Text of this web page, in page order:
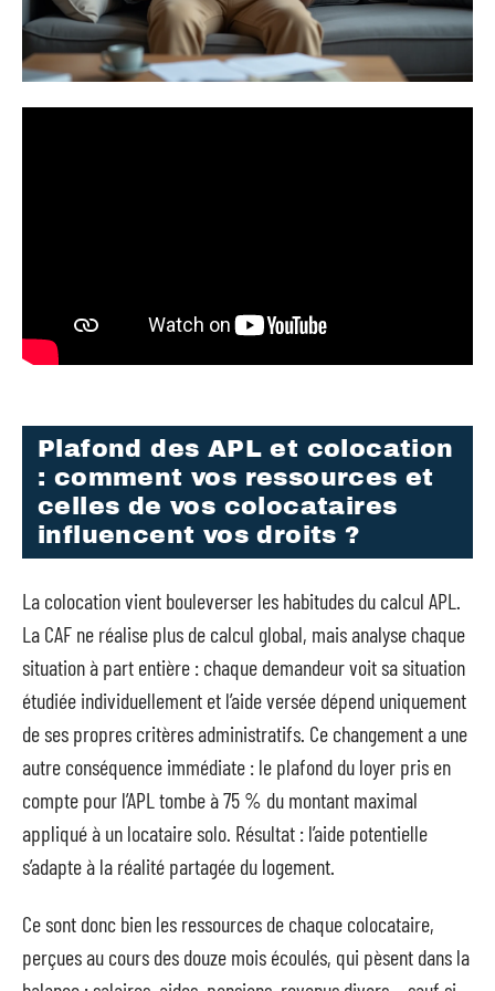
Plafond des APL et colocation
: comment vos ressources et
celles de vos colocataires
influencent vos droits ?
La colocation vient bouleverser les habitudes du calcul APL.
La CAF ne réalise plus de calcul global, mais analyse chaque
situation à part entière : chaque demandeur voit sa situation
étudiée individuellement et l’aide versée dépend uniquement
de ses propres critères administratifs. Ce changement a une
autre conséquence immédiate : le plafond du loyer pris en
compte pour l’APL tombe à 75 % du montant maximal
appliqué à un locataire solo. Résultat : l’aide potentielle
s’adapte à la réalité partagée du logement.
Ce sont donc bien les ressources de chaque colocataire,
perçues au cours des douze mois écoulés, qui pèsent dans la